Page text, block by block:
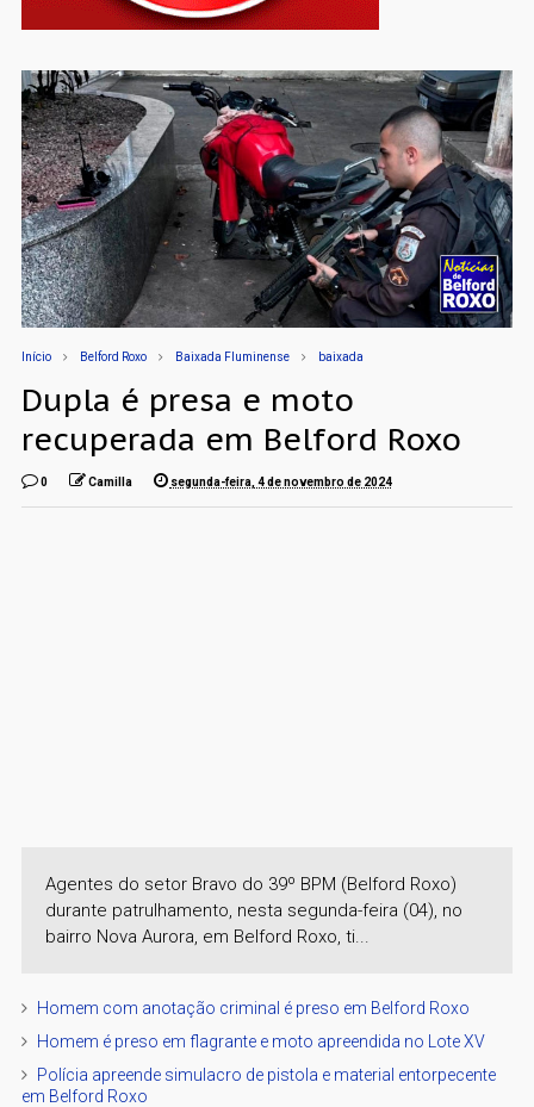
Início Belford Roxo Baixada Fluminense baixada
Dupla é presa e moto
recuperada em Belford Roxo
0 Camilla segunda-feira, 4 de novembro de 2024
Agentes do setor Bravo do 39º BPM (Belford Roxo)
durante patrulhamento, nesta segunda-feira (04), no
bairro Nova Aurora, em Belford Roxo, ti...
Homem com anotação criminal é preso em Belford Roxo
Homem é preso em flagrante e moto apreendida no Lote XV
Polícia apreende simulacro de pistola e material entorpecente
em Belford Roxo